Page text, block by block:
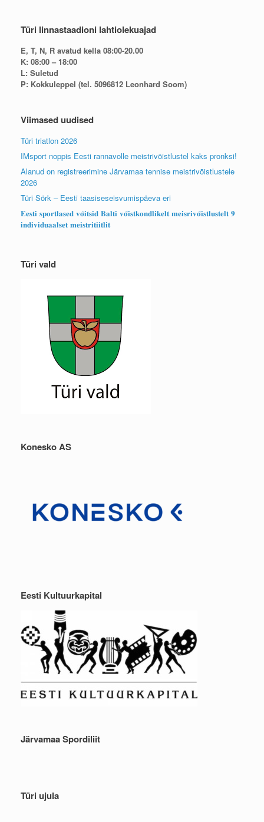
Türi linnastaadioni lahtiolekuajad
E, T, N, R avatud kella 08:00-20.00
K: 08:00 – 18:00
L: Suletud
P: Kokkuleppel (tel. 5096812 Leonhard Soom)
Viimased uudised
Türi triatlon 2026
IMsport noppis Eesti rannavolle meistrivõistlustel kaks pronksi!
Alanud on registreerimine Järvamaa tennise meistrivõistlustele
2026
Türi Sörk – Eesti taasiseseisvumispäeva eri
𝐄𝐞𝐬𝐭𝐢 𝐬𝐩𝐨𝐫𝐭𝐥𝐚𝐬𝐞𝐝 𝐯𝐨̃𝐢𝐭𝐬𝐢𝐝 𝐁𝐚𝐥𝐭𝐢 𝐯𝐨̃𝐢𝐬𝐭𝐤𝐨𝐧𝐝𝐥𝐢𝐤𝐞𝐥𝐭 𝐦𝐞𝐢𝐬𝐫𝐢𝐯𝐨̃𝐢𝐬𝐭𝐥𝐮𝐬𝐭𝐞𝐥𝐭 𝟗
𝐢𝐧𝐝𝐢𝐯𝐢𝐝𝐮𝐚𝐚𝐥𝐬𝐞𝐭 𝐦𝐞𝐢𝐬𝐭𝐫𝐢𝐭𝐢𝐢𝐭𝐥𝐢𝐭
Türi vald
Konesko AS
Eesti Kultuurkapital
Järvamaa Spordiliit
Türi ujula